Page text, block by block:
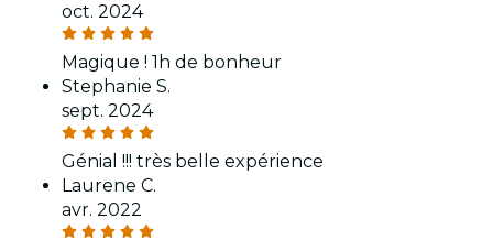
oct. 2024
Magique ! 1h de bonheur
Stephanie S.
sept. 2024
Génial !!! très belle expérience
Laurene C.
avr. 2022